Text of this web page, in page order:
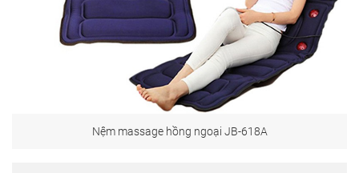
Nệm massage hồng ngoại JB-618A